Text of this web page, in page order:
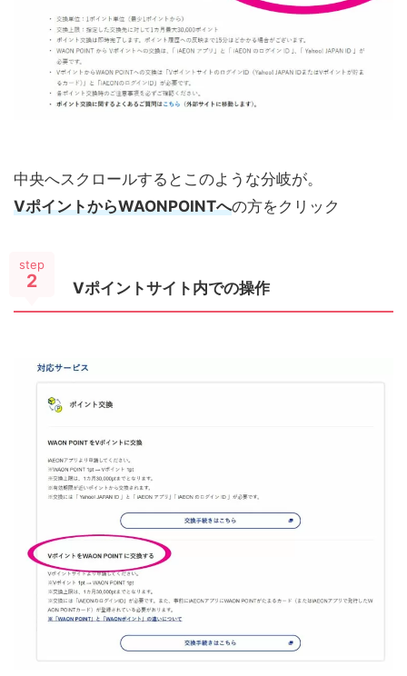
中央へスクロールするとこのような分岐が。
VポイントからWAONPOINTへの方をクリック
step
2 Vポイントサイト内での操作